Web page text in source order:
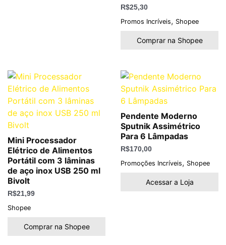
R$25,30
Promos Incríveis, Shopee
Comprar na Shopee
Mini Processador
Elétrico de Alimentos
Portátil com 3 lâminas
de aço inox USB 250 ml
Bivolt
R$21,99
Shopee
Comprar na Shopee
Pendente Moderno
Sputnik Assimétrico
Para 6 Lâmpadas
R$170,00
Promoções Incríveis, Shopee
Acessar a Loja